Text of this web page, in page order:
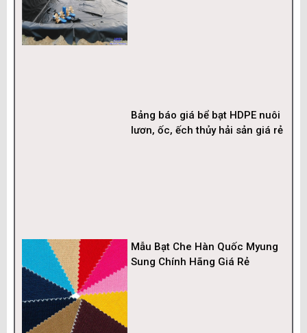
Bảng báo giá bể bạt HDPE nuôi
lươn, ốc, ếch thủy hải sản giá rẻ
Mẫu Bạt Che Hàn Quốc Myung
Sung Chính Hãng Giá Rẻ